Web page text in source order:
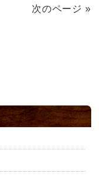
次のページ »